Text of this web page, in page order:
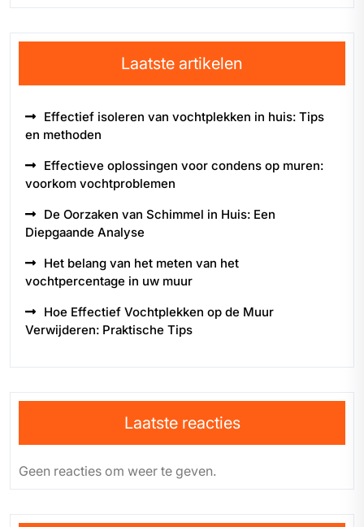
Laatste artikelen
Effectief isoleren van vochtplekken in huis: Tips
en methoden
Effectieve oplossingen voor condens op muren:
voorkom vochtproblemen
De Oorzaken van Schimmel in Huis: Een
Diepgaande Analyse
Het belang van het meten van het
vochtpercentage in uw muur
Hoe Effectief Vochtplekken op de Muur
Verwijderen: Praktische Tips
Laatste reacties
Geen reacties om weer te geven.